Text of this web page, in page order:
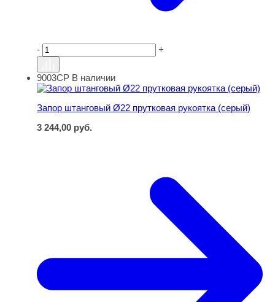
- +
Запор штанговый Ø22 прутковая рукоятка (серый)
9003СР В наличии
Запор штанговый Ø22 прутковая рукоятка (серый)
3 244,00 руб.